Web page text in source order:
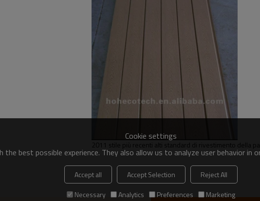
2011 stile più recenti alti standard di rivestimento della
Cookie settings
the best possible experience. They also allow us to analyze user behavior
Accept all Accept Selection
Reject All
Necessary
Analytics Preferences Marketing